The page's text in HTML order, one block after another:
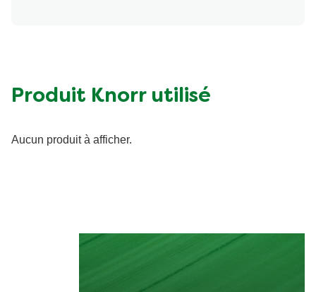
Produit Knorr utilisé
Aucun produit à afficher.